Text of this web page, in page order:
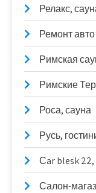
Релакс,
Ремонт авто
Римская
Римские
Роса, сауна
Русь,
Сar blesk
Салон-